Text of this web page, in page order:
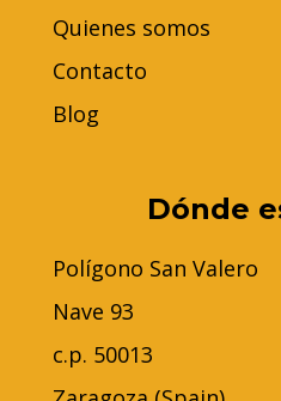
Quienes somos
Contacto
Blog
Dónde
Polígono San Valero
Nave 93
c.p. 50013